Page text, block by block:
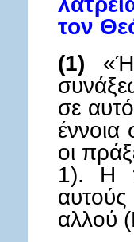
τον
(1)
σε
έννοια
οι
1). Η
αλλού